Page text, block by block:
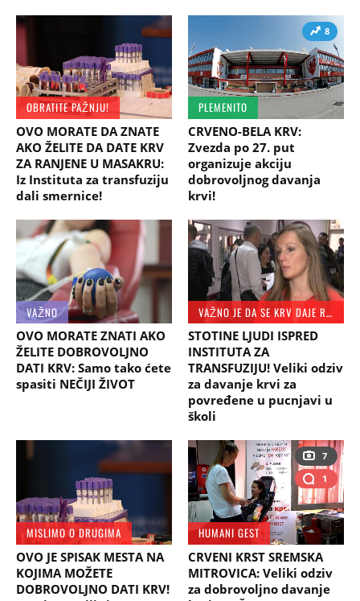
OBRATITE PAŽNJU!
OVO MORATE DA ZNATE
AKO ŽELITE DA DATE KRV
ZA RANJENE U MASAKRU:
Iz Instituta za transfuziju
dali smernice!
8
PLEMENITO
CRVENO-BELA KRV:
Zvezda po 27. put
organizuje akciju
dobrovoljnog davanja
krvi!
VAŽNO
OVO MORATE ZNATI AKO
ŽELITE DOBROVOLJNO
DATI KRV: Samo tako ćete
spasiti NEČIJI ŽIVOT
VAŽNO JE DA SE KRV DAJE REDOVNO
STOTINE LJUDI ISPRED
INSTITUTA ZA
TRANSFUZIJU! Veliki odziv
za davanje krvi za
povređene u pucnjavi u
školi
MISLIMO O DRUGIMA
OVO JE SPISAK MESTA NA
KOJIMA MOŽETE
DOBROVOLJNO DATI KRV!
7
1
HUMANI GEST
CRVENI KRST SREMSKA
MITROVICA: Veliki odziv
za dobrovoljno davanje